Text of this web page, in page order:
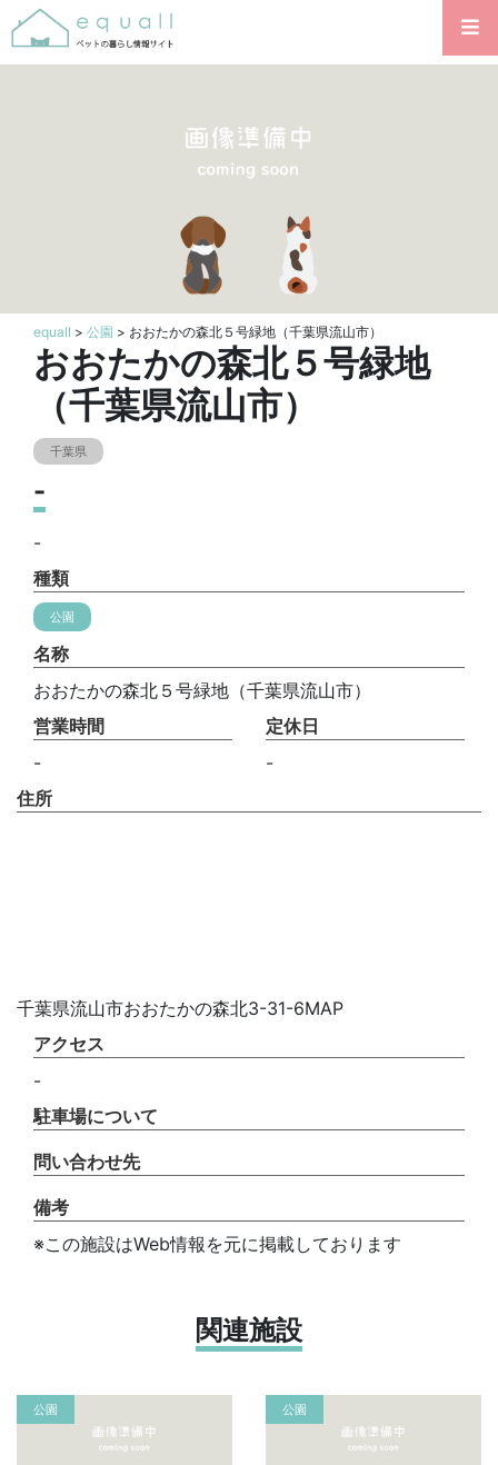
equall > 公園 > おおたかの森北５号緑地（千葉県流山市）
おおたかの森北５号緑地
（千葉県流山市）
千葉県
-
-
種類
公園
名称
おおたかの森北５号緑地（千葉県流山市）
営業時間
-
定休日
-
住所
千葉県流山市おおたかの森北3-31-6MAP
アクセス
-
駐車場について
問い合わせ先
備考
※この施設はWeb情報を元に掲載しております
関連施設
公園 公園